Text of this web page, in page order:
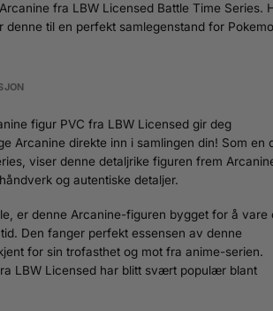
fra LBW Licensed Battle Time Series.
denne til en perfekt samlegenstand for
figur PVC fra LBW Licensed gir deg
Arcanine direkte inn i samlingen din! Som en
viser denne detaljrike figuren frem
og autentiske detaljer.
er denne Arcanine-figuren bygget for å vare
Den fanger perfekt essensen av denne
for sin trofasthet og mot fra anime-serien.
LBW Licensed har blitt svært populær blant